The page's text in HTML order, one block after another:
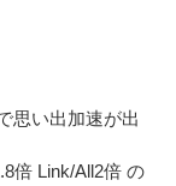
思い出加速が出
倍 Link/All2倍 の